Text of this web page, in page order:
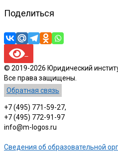
Поделиться
© 2019-2026 Юридический
Все права защищены.
Обратная связь
+7 (495) 771-59-27,
+7 (495) 772-91-97
info@m-logos.ru
Сведения об образовательной